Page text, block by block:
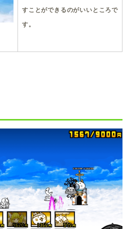
すことができるのがいいところで
す。